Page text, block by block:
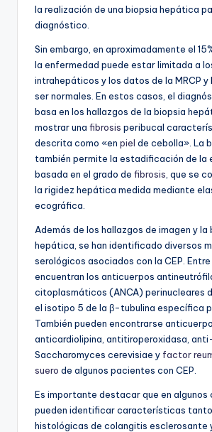
la realización de una biopsia hepática
diagnóstico.
Sin embargo, en aproximadamente el
la enfermedad puede estar limitada a
intrahepáticos y los datos de la MRCP y
ser normales. En estos casos, el
basa en los hallazgos de la biopsia
mostrar una fibrosis peribucal
descrita como «en piel de cebolla». La
también permite la estadificación de la
basada en el grado de fibrosis , que se
la rigidez hepática medida mediante
ecográfica.
Además de los hallazgos de imagen y la
hepática, se han identificado diversos
serológicos asociados con la CEP.
encuentran los anticuerpos
citoplasmáticos (ANCA) perinucleares
el isotipo 5 de la β-tubulina específica
También pueden encontrarse
anticardiolipina, antitiroperoxidasa,
Saccharomyces cerevisiae y factor
suero de algunos pacientes con CEP.
Es importante destacar que en algunos
pueden identificar características
histológicas de colangitis esclerosante